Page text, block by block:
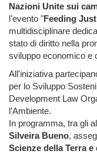
Nazioni Unite sui
l’evento "Feeding
multidisciplinare
stato di diritto nella
sviluppo economico e
All'iniziativa
per lo Sviluppo
Development Law
l’Ambiente.
In programma, tra gli
Silveira Bueno,
Scienze della Terra e